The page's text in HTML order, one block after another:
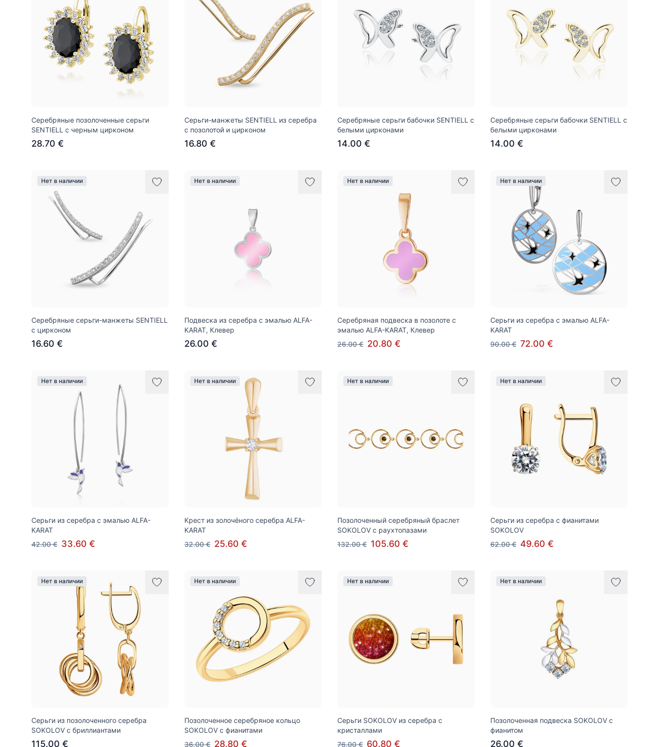
Серебряные позолоченные серьги
SENTIELL с черным цирконом
28.70 €
Серьги-манжеты SENTIELL из серебра
с позолотой и цирконом
16.80 €
Серебряные серьги бабочки SENTIELL с
белыми цирконами
14.00 €
Серебряные серьги бабочки SENTIELL с
белыми цирконами
14.00 €
Нет в наличии
Серебряные серьги-манжеты SENTIELL
с цирконом
16.60 €
Нет в наличии
Подвеска из серебра с эмалью ALFA-
KARAT, Клевер
26.00 €
Нет в наличии
Серебряная подвеска в позолоте с
эмалью ALFA-KARAT, Клевер
26.00 € 20.80 €
Нет в наличии
Серьги из серебра с эмалью ALFA-
KARAT
90.00 € 72.00 €
Нет в наличии
Серьги из серебра с эмалью ALFA-
KARAT
42.00 € 33.60 €
Нет в наличии
Крест из золочёного серебра ALFA-
KARAT
32.00 € 25.60 €
Нет в наличии
Позолоченный серебряный браслет
SOKOLOV с раухтопазами
132.00 € 105.60 €
Нет в наличии
Серьги из серебра с фианитами
SOKOLOV
62.00 € 49.60 €
Нет в наличии
Серьги из позолоченного серебра
SOKOLOV с бриллиантами
115.00 €
Нет в наличии
Позолоченное серебряное кольцо
SOKOLOV с фианитами
36.00 € 28.80 €
Нет в наличии
Серьги SOKOLOV из серебра с
кристаллами
76.00 € 60.80 €
Нет в наличии
Позолоченная подвеска SOKOLOV с
фианитом
26.00 €